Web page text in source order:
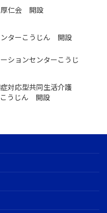
仁会 開設
ンターこうじん 開設
ションセンターこうじ
対応型共同生活介護
こうじん 開設